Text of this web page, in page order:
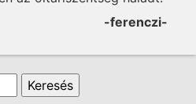
-ferenczi-